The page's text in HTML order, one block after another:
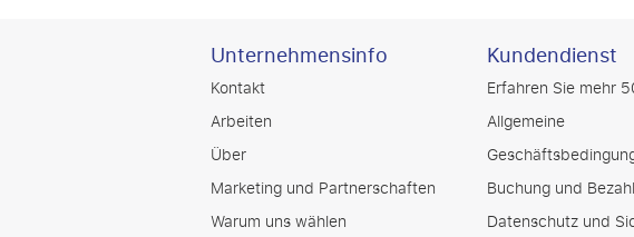
Unternehmensinfo
Kontakt
Arbeiten
Über
Marketing und Partnerschaften
Warum uns wählen
Kundendienst
Erfahren Sie mehr
Allgemeine
Buchung und
Datenschutz und